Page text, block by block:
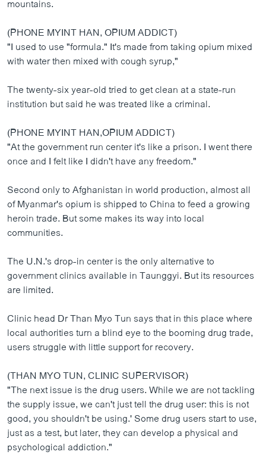
mountains.
(PHONE MYINT HAN, OPIUM ADDICT)
"I used to use "formula." It's made from taking opium mixed
with water then mixed with cough syrup,"
The twenty-six year-old tried to get clean at a state-run
institution but said he was treated like a criminal.
(PHONE MYINT HAN,OPIUM ADDICT)
"At the government run center it's like a prison. I went there
once and I felt like I didn't have any freedom."
Second only to Afghanistan in world production, almost all
of Myanmar's opium is shipped to China to feed a growing
heroin trade. But some makes its way into local
communities.
The U.N.'s drop-in center is the only alternative to
government clinics available in Taunggyi. But its resources
are limited.
Clinic head Dr Than Myo Tun says that in this place where
local authorities turn a blind eye to the booming drug trade,
users struggle with little support for recovery.
(THAN MYO TUN, CLINIC SUPERVISOR)
"The next issue is the drug users. While we are not tackling
the supply issue, we can't just tell the drug user: this is not
good, you shouldn't be using.' Some drug users start to use,
just as a test, but later, they can develop a physical and
psychological addiction."